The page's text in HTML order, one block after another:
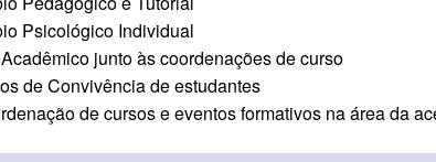
Psicológico Individual
junto às coordenações de curso
de Convivência de estudantes
de cursos e eventos formativos na área da